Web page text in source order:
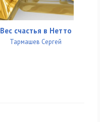
04:28
06:13
Вес счастья в Нетто
Тармашев Сергей